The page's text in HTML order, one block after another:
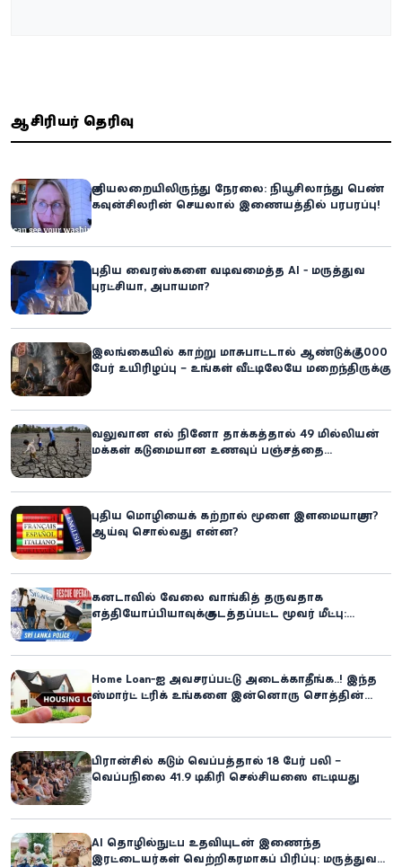
ஆசிரியர் தெரிவு
குளியலறையிலிருந்து நேரலை: நியூசிலாந்து பெண்
கவுன்சிலரின் செயலால் இணையத்தில் பரபரப்பு!
புதிய வைரஸ்களை வடிவமைத்த AI - மருத்துவ
புரட்சியா, அபாயமா?
இலங்கையில் காற்று மாசுபாட்டால் ஆண்டுக்கு 7,000
பேர் உயிரிழப்பு – உங்கள் வீட்டிலேயே மறைந்திருக்கும்
வலுவான எல் நினோ தாக்கத்தால் 49 மில்லியன்
மக்கள் கடுமையான உணவுப் பஞ்சத்தை
புதிய மொழியைக் கற்றால் மூளை இளமையாகுமா?
ஆய்வு சொல்வது என்ன?
கனடாவில் வேலை வாங்கித் தருவதாக
எத்தியோப்பியாவுக்கு கடத்தப்பட்ட மூவர் மீட்பு:
Home Loan-ஐ அவசரப்பட்டு அடைக்காதீங்க..! இந்த
ஸ்மார்ட் ட்ரிக் உங்களை இன்னொரு சொத்தின்
பிரான்சில் கடும் வெப்பத்தால் 18 பேர் பலி –
வெப்பநிலை 41.9 டிகிரி செல்சியஸை எட்டியது
AI தொழில்நுட்ப உதவியுடன் இணைந்த
இரட்டையர்கள் வெற்றிகரமாகப் பிரிப்பு: மருத்துவ